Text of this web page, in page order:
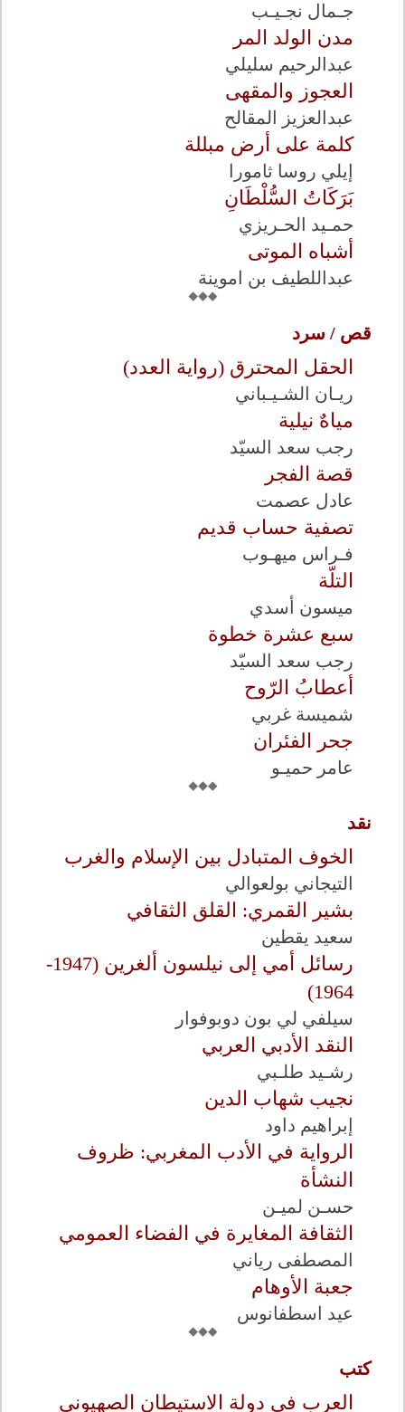
جـمال نجـيـب
مدن الولد المر
عبدالرحيم سليلي
العجوز والمقهى
عبدالعزيز المقالح
كلمة على أرض مبللة
إيلي روسا ثامورا
بَرَكَاتُ السُّلْطَانِ
حمـيد الحـريزي
أشباه الموتى
عبداللطيف بن اموينة
قص / سرد
الحقل المحترق (رواية العدد)
ريـان الشـيـباني
مياهٌ نيلية
رجب سعد السيّد
قصة الفجر
عادل عصمت
تصفية حساب قديم
فـراس ميهـوب
التلّة
ميسون أسدي
سبع عشرة خطوة
رجب سعد السيّد
أعطابُ الرّوح
شميسة غربي
جحر الفئران
عامر حميـو
نقد
الخوف المتبادل بين الإسلام والغرب
التيجاني بولعوالي
بشير القمري: القلق الثقافي
سعيد يقطين
رسائل أمي إلى نيلسون ألغرين (1947-
1964)
سيلفي لي بون دوبوفوار
النقد الأدبي العربي
رشـيد طلـبي
نجيب شهاب الدين
إبراهيم داود
الرواية في الأدب المغربي: ظروف
النشأة
حسـن لميـن
الثقافة المغايرة في الفضاء العمومي
المصطفى رياني
جعبة الأوهام
عيد اسطفانوس
كتب
العرب في دولة الاستيطان الصهيوني